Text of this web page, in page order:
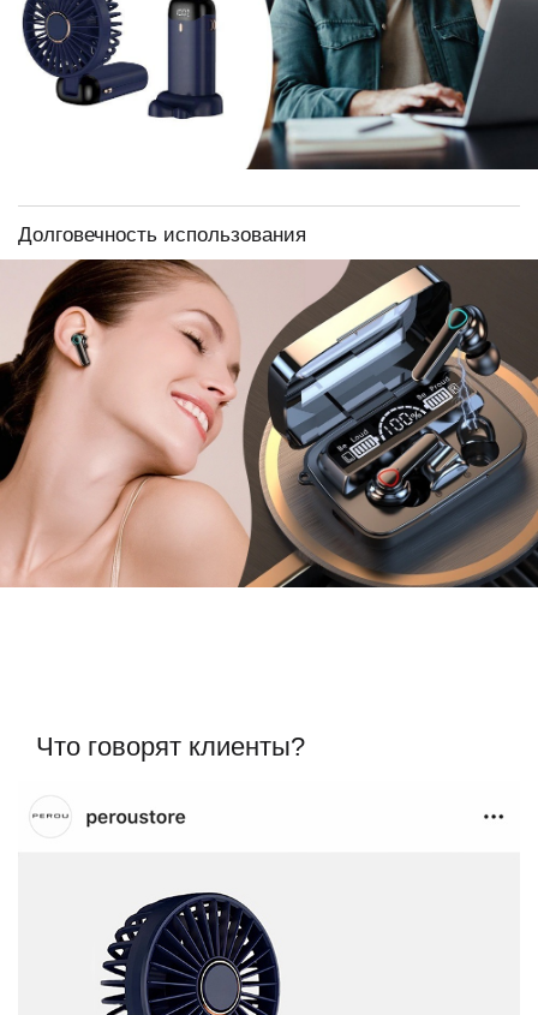
Долговечность использования
Что говорят клиенты?